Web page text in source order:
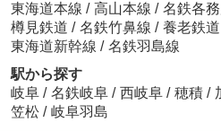
東海道本線 / 高山本線 / 名鉄各
樽見鉄道 / 名鉄竹鼻線 / 養老鉄道
東海道新幹線 / 名鉄羽島線
駅から探す
岐阜 / 名鉄岐阜 / 西岐阜 / 穂積 /
笠松 / 岐阜羽島